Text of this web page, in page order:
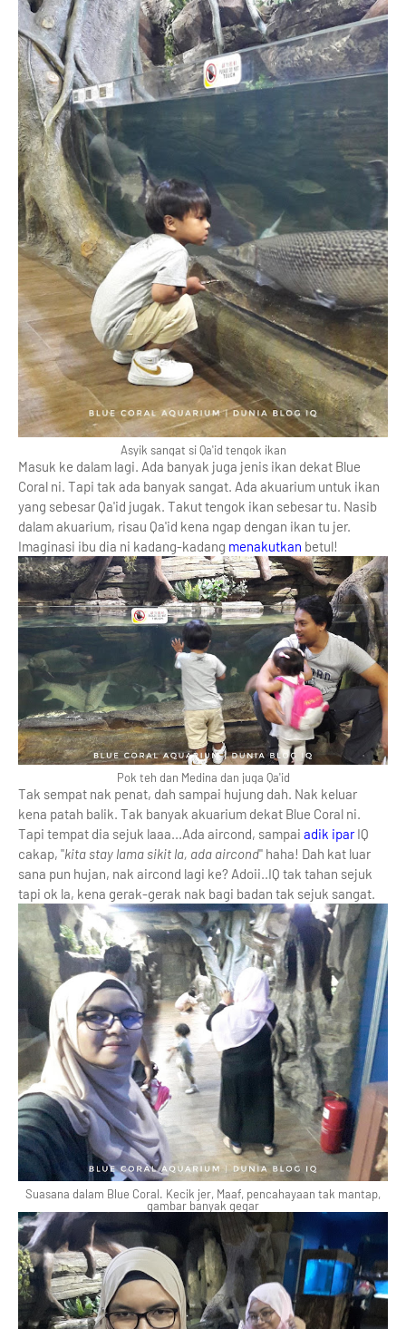
Asyik sangat si Qa'id tengok ikan
Masuk ke dalam lagi. Ada banyak juga jenis ikan dekat Blue
Coral ni. Tapi tak ada banyak sangat. Ada akuarium untuk ikan
yang sebesar Qa'id jugak. Takut tengok ikan sebesar tu. Nasib
dalam akuarium, risau Qa'id kena ngap dengan ikan tu jer.
Imaginasi ibu dia ni kadang-kadang menakutkan betul!
Pok teh dan Medina dan juga Qa'id
Tak sempat nak penat, dah sampai hujung dah. Nak keluar
kena patah balik. Tak banyak akuarium dekat Blue Coral ni.
Tapi tempat dia sejuk laaa...Ada aircond, sampai adik iparIQ
cakap, "kita stay lama sikit la, ada aircond" haha! Dah kat luar
sana pun hujan, nak aircond lagi ke? Adoii..IQ tak tahan sejuk
tapi ok la, kena gerak-gerak nak bagi badan tak sejuk sangat.
Suasana dalam Blue Coral. Kecik jer, Maaf, pencahayaan tak mantap,
gambar banyak gegar